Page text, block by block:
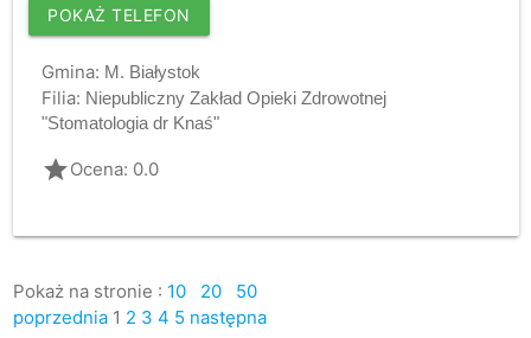
POKAŻ TELEFON
Gmina: M. Białystok
Filia: Niepubliczny Zakład Opieki Zdrowotnej
"Stomatologia dr Knaś"
gradeOcena: 0.0
Pokaż na stronie : 10 20
50
poprzednia 1 2 3 4 5 następna